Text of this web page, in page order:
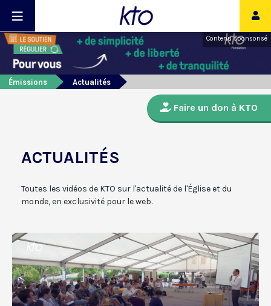
Contenu sponsorisé
Émissions Actualités
Faire un don à KTO
ACTUALITÉS
Toutes les vidéos de KTO sur l'actualité de l'Église et du
monde, en exclusivité pour le web.